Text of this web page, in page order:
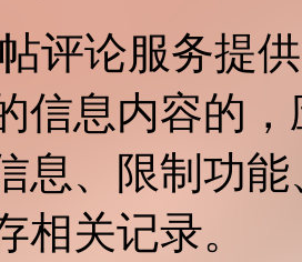
评论服务提
信息内容的
息、限制功
相关记录。